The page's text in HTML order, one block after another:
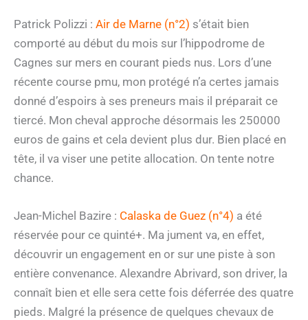
Patrick Polizzi : Air de Marne (n°2) s’était bien
comporté au début du mois sur l’hippodrome de
Cagnes sur mers en courant pieds nus. Lors d’une
récente course pmu, mon protégé n’a certes jamais
donné d’espoirs à ses preneurs mais il préparait ce
tiercé. Mon cheval approche désormais les 250000
euros de gains et cela devient plus dur. Bien placé en
tête, il va viser une petite allocation. On tente notre
chance.
Jean-Michel Bazire : Calaska de Guez (n°4) a été
réservée pour ce quinté+. Ma jument va, en effet,
découvrir un engagement en or sur une piste à son
entière convenance. Alexandre Abrivard, son driver, la
connaît bien et elle sera cette fois déferrée des quatre
pieds. Malgré la présence de quelques chevaux de